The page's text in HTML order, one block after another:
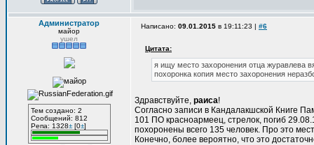
Администратор
майор
ушел
Тем создано: 2
Сообщений: 812
Репа: 1328±[0±]
Написано: 09.01.2015 в 19:11:23 | #6
Цитата:
я ищу место захоронения отца журавлева
похоронка копия место захоронения
Здравствуйте, раиса!
Согласно записи в Кандалакшской Книге
101 ПО красноармеец, стрелок, погиб
похоронены всего 135 человек. Про это
Конечно, более вероятно, что это